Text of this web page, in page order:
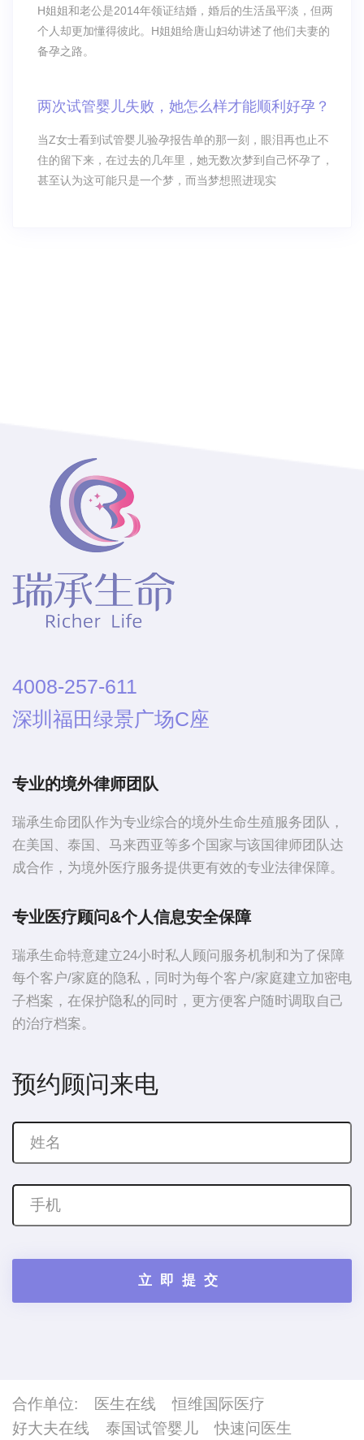
H姐姐和老公是2014年领证结婚，婚后的生活虽平淡，但两
个人却更加懂得彼此。H姐姐给唐山妇幼讲述了他们夫妻的
备孕之路。
两次试管婴儿失败，她怎么样才能顺利好孕？
当Z女士看到试管婴儿验孕报告单的那一刻，眼泪再也止不
住的留下来，在过去的几年里，她无数次梦到自己怀孕了，
甚至认为这可能只是一个梦，而当梦想照进现实
4008-257-611
深圳福田绿景广场C座
专业的境外律师团队
瑞承生命团队作为专业综合的境外生命生殖服务团队，
在美国、泰国、马来西亚等多个国家与该国律师团队达
成合作，为境外医疗服务提供更有效的专业法律保障。
专业医疗顾问&个人信息安全保障
瑞承生命特意建立24小时私人顾问服务机制和为了保障
每个客户/家庭的隐私，同时为每个客户/家庭建立加密电
子档案，在保护隐私的同时，更方便客户随时调取自己
的治疗档案。
预约顾问来电
合作单位: 医生在线
恒维国际医疗
好大夫在线
泰国试管婴儿 快速问医生